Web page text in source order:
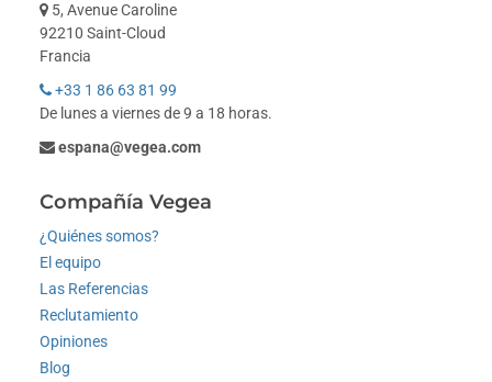
5, Avenue Caroline
92210 Saint-Cloud
Francia
+33 1 86 63 81 99
De lunes a viernes de 9 a 18 horas.
espana@vegea.com
Compañía Vegea
¿Quiénes somos?
El equipo
Las Referencias
Reclutamiento
Opiniones
Blog